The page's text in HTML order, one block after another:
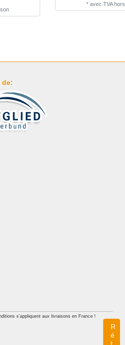
* avec TVAhors
de:
s’appliquent aux livraisons en France !
R
é